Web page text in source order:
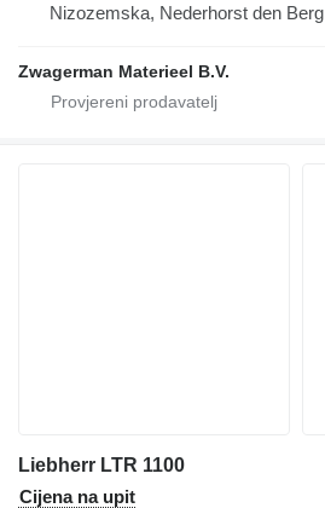
Nizozemska, Nederhorst den Berg
Zwagerman Materieel B.V.
Liebherr LTR 1100
Cijena na upit